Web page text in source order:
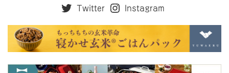
Twitter Instagram